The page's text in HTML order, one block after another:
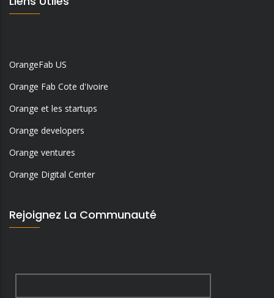
OrangeFab US
Orange Fab Cote d'Ivoire
Orange et les startups
Orange developers
Orange ventures
Orange Digital Center
Rejoignez La Communauté